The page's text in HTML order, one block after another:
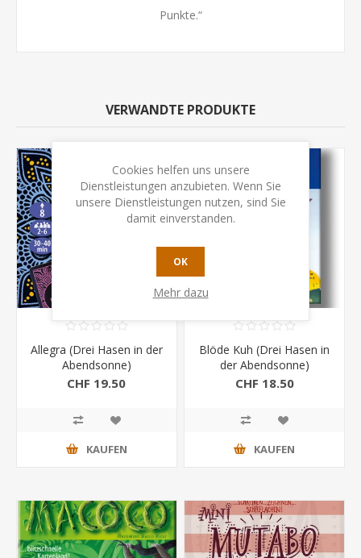
Punkte.“
VERWANDTE PRODUKTE
Allegra (Drei Hasen in der
Abendsonne)
CHF 19.50
KAUFEN
Blöde Kuh (Drei Hasen in
der Abendsonne)
CHF 18.50
KAUFEN
Cookies helfen uns unsere
Dienstleistungen anzubieten. Wenn Sie
unsere Dienstleistungen nutzen, sind Sie
damit einverstanden.
OK
Mehr dazu